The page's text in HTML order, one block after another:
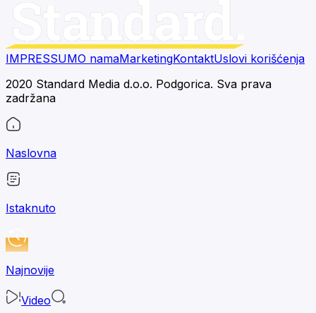
IMPRESSUMO namaMarketingKontaktUslovi korišćenja
2020 Standard Media d.o.o. Podgorica. Sva prava
zadržana
Naslovna
Istaknuto
Najnovije
Video